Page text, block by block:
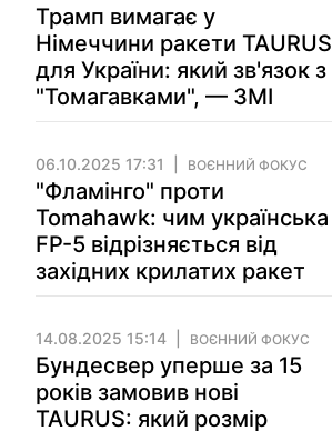
Трамп вимагає у
Німеччини ракети TAURUS
для України: який зв'язок з
"Томагавками", — ЗМІ
06.10.2025 17:31 ВОЄННИЙ ФОКУС
"Фламінго" проти
Tomahawk: чим українська
FP-5 відрізняється від
західних крилатих ракет
14.08.2025 15:14 ВОЄННИЙ ФОКУС
Бундесвер уперше за 15
років замовив нові
TAURUS: який розмір